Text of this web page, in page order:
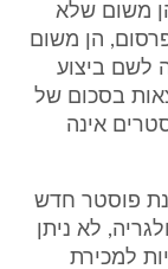
משום שלא
פרסום, הן משום
לשם ביצוע
בסכום של
אינה
פוסטר חדש
לא ניתן
למכירת